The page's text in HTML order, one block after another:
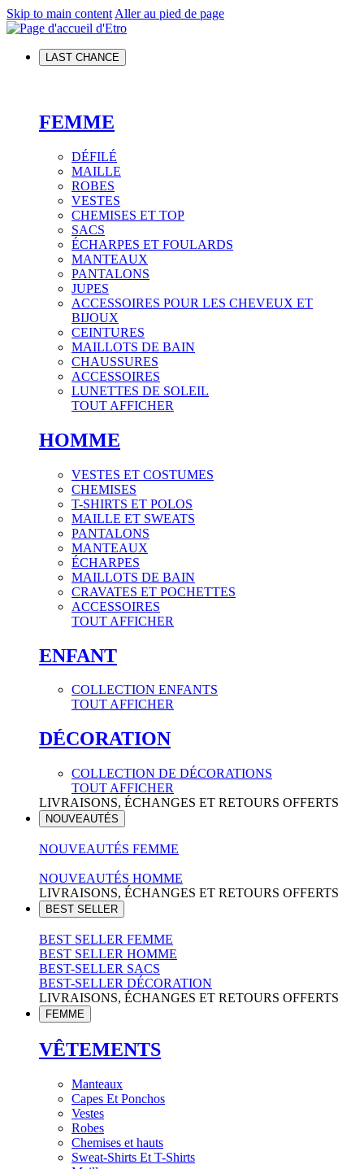
Skip to main content Aller au pied de page
LAST CHANCE
FEMME
DÉFILÉ
MAILLE
ROBES
VESTES
CHEMISES ET TOP
SACS
ÉCHARPES ET FOULARDS
MANTEAUX
PANTALONS
JUPES
ACCESSOIRES POUR LES CHEVEUX ET
BIJOUX
CEINTURES
MAILLOTS DE BAIN
CHAUSSURES
ACCESSOIRES
LUNETTES DE SOLEIL
TOUT AFFICHER
HOMME
VESTES ET COSTUMES
CHEMISES
T-SHIRTS ET POLOS
MAILLE ET SWEATS
PANTALONS
MANTEAUX
ÉCHARPES
MAILLOTS DE BAIN
CRAVATES ET POCHETTES
ACCESSOIRES
TOUT AFFICHER
ENFANT
COLLECTION ENFANTS
TOUT AFFICHER
DÉCORATION
COLLECTION DE DÉCORATIONS
TOUT AFFICHER
LIVRAISONS, ÉCHANGES ET RETOURS OFFERTS
NOUVEAUTÉS
NOUVEAUTÉS FEMME
NOUVEAUTÉS HOMME
LIVRAISONS, ÉCHANGES ET RETOURS OFFERTS
BEST SELLER
BEST SELLER FEMME
BEST SELLER HOMME
BEST-SELLER SACS
BEST-SELLER DÉCORATION
LIVRAISONS, ÉCHANGES ET RETOURS OFFERTS
FEMME
VÊTEMENTS
Manteaux
Capes Et Ponchos
Vestes
Robes
Chemises et hauts
Sweat-Shirts Et T-Shirts